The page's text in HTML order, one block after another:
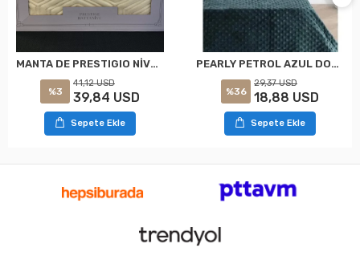
MANTA DE PRESTIGIO NİVEMESHOME BEJ PARA DOS PERSONAS ÖZDİLEK
%3
41,12 USD
39,84 USD
Sepete Ekle
PEARLY PETROL AZUL DOS ENEROSA Y SUAVE CUBRECAMA DE DOS PLAZAS DE MERINO
%36
29,37 USD
18,88 USD
Sepete Ekle